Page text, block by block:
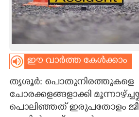
ASTRO
CARTOONS
LITERATURE
ഈ വാർത്ത കേൾക്കാം
തൃശൂർ: പൊതുനിരത്തുകളെ
ചോരക്കളങ്ങളാക്കി
പൊലിഞ്ഞത് ഇരുപതോളം